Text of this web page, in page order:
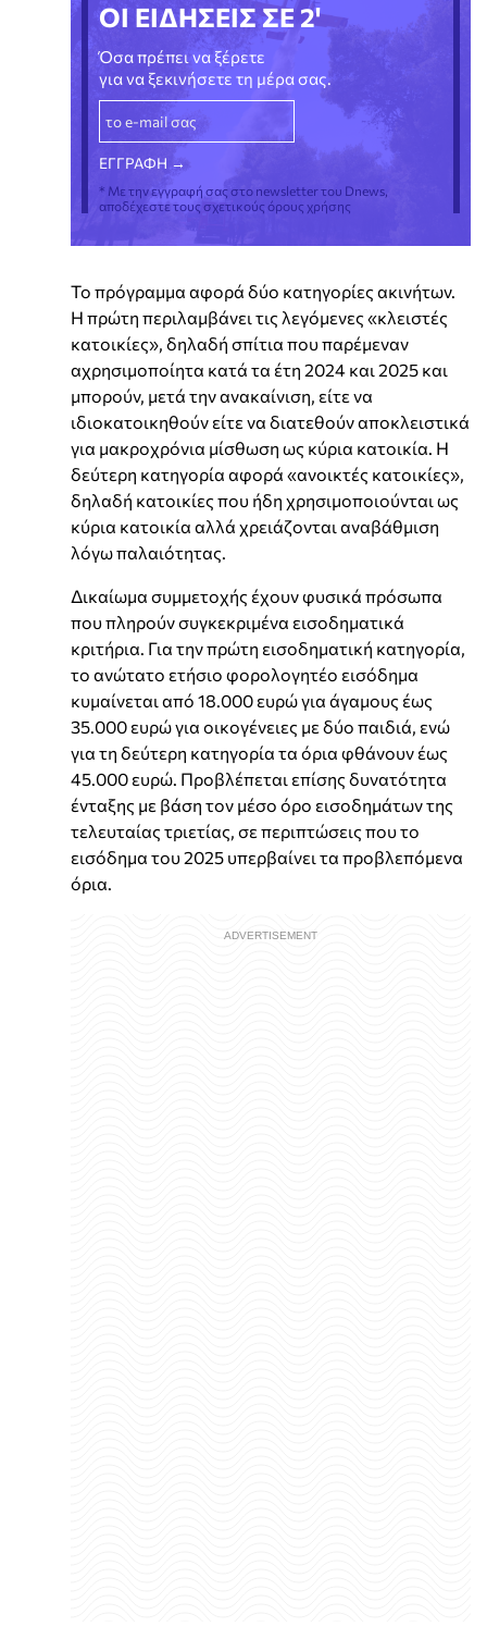
ΟΙ ΕΙΔΗΣΕΙΣ ΣΕ 2'
Όσα πρέπει να ξέρετε
για να ξεκινήσετε τη μέρα σας.
* Με την εγγραφή σας στο newsletter του Dnews,
αποδέχεστε τους σχετικούς όρους χρήσης
Το πρόγραμμα αφορά δύο κατηγορίες ακινήτων.
Η πρώτη περιλαμβάνει τις λεγόμενες «κλειστές
κατοικίες», δηλαδή σπίτια που παρέμεναν
αχρησιμοποίητα κατά τα έτη 2024 και 2025 και
μπορούν, μετά την ανακαίνιση, είτε να
ιδιοκατοικηθούν είτε να διατεθούν αποκλειστικά
για μακροχρόνια μίσθωση ως κύρια κατοικία. Η
δεύτερη κατηγορία αφορά «ανοικτές κατοικίες»,
δηλαδή κατοικίες που ήδη χρησιμοποιούνται ως
κύρια κατοικία αλλά χρειάζονται αναβάθμιση
λόγω παλαιότητας.
Δικαίωμα συμμετοχής έχουν φυσικά πρόσωπα
που πληρούν συγκεκριμένα εισοδηματικά
κριτήρια. Για την πρώτη εισοδηματική κατηγορία,
το ανώτατο ετήσιο φορολογητέο εισόδημα
κυμαίνεται από 18.000 ευρώ για άγαμους έως
35.000 ευρώ για οικογένειες με δύο παιδιά, ενώ
για τη δεύτερη κατηγορία τα όρια φθάνουν έως
45.000 ευρώ. Προβλέπεται επίσης δυνατότητα
ένταξης με βάση τον μέσο όρο εισοδημάτων της
τελευταίας τριετίας, σε περιπτώσεις που το
εισόδημα του 2025 υπερβαίνει τα προβλεπόμενα
όρια.